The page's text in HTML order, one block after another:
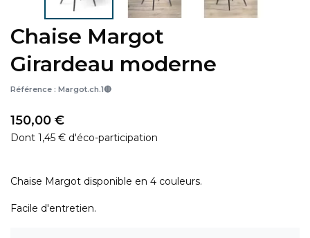
Chaise Margot
Girardeau moderne
Référence : Margot.ch.1🔴
150,00 €
Dont 1,45 € d'éco-participation
Chaise Margot disponible en 4 couleurs.
Facile d'entretien.